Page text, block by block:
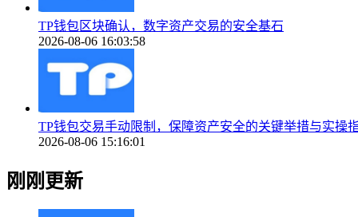
TP钱包区块确认，数字资产交易的安全基石
2026-08-06 16:03:58
TP钱包交易手动限制，保障资产安全的关键举措与实操
2026-08-06 15:16:01
刚刚更新